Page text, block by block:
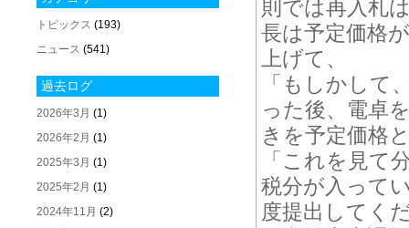
トピックス (193)
ニュース (541)
過去ログ
2026年3月 (1)
2026年2月 (1)
2025年3月 (1)
2025年2月 (1)
2024年11月 (2)
則では再入札
長は予定価格
上げて、
「もしかして
った後、電卓
きを予定価格
「これを見て
税分が入って
度提出してく